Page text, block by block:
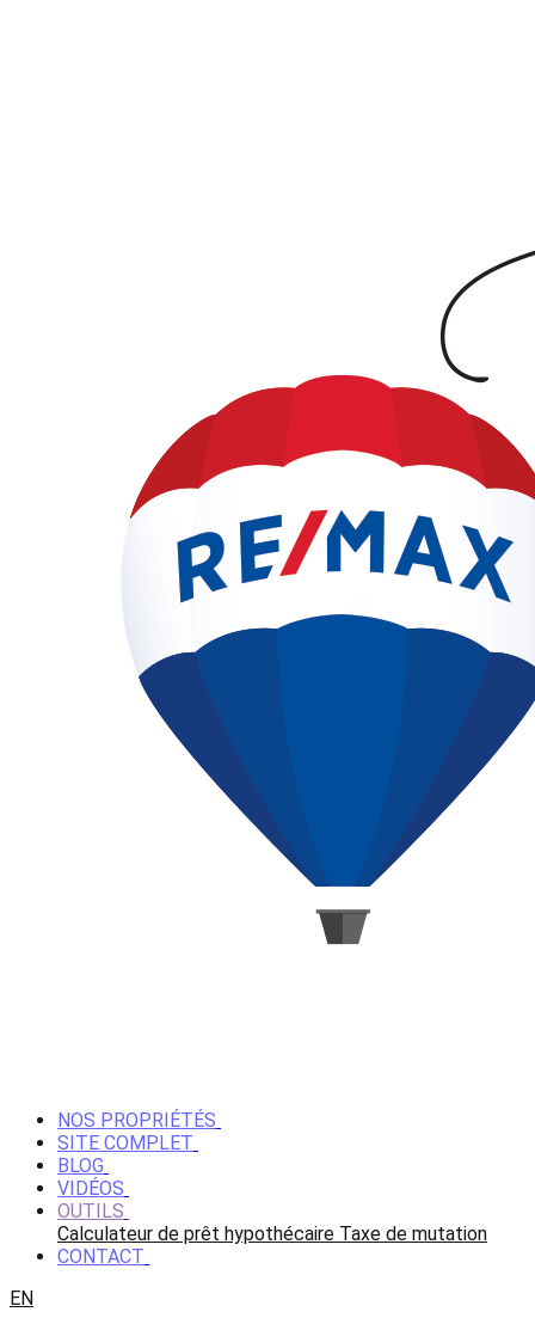
NOS PROPRIÉTÉS
SITE COMPLET
BLOG
VIDÉOS
OUTILS
Calculateur de prêt hypothécaire Taxe de mutation
CONTACT
EN